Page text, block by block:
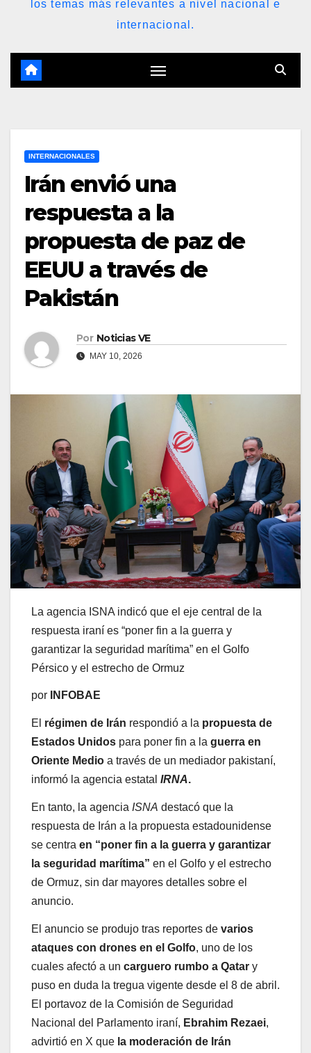
los temas más relevantes a nivel nacional e
internacional.
INTERNACIONALES
Irán envió una
respuesta a la
propuesta de paz de
EEUU a través de
Pakistán
Por Noticias VE
MAY 10, 2026
La agencia ISNA indicó que el eje central de la
respuesta iraní es “poner fin a la guerra y
garantizar la seguridad marítima” en el Golfo
Pérsico y el estrecho de Ormuz
por INFOBAE
El régimen de Irán respondió a la propuesta de
Estados Unidos para poner fin a la guerra en
Oriente Medio a través de un mediador pakistaní,
informó la agencia estatal IRNA.
En tanto, la agencia ISNA destacó que la
respuesta de Irán a la propuesta estadounidense
se centra en “poner fin a la guerra y garantizar
la seguridad marítima” en el Golfo y el estrecho
de Ormuz, sin dar mayores detalles sobre el
anuncio.
El anuncio se produjo tras reportes de varios
ataques con drones en el Golfo, uno de los
cuales afectó a un carguero rumbo a Qatar y
puso en duda la tregua vigente desde el 8 de abril.
El portavoz de la Comisión de Seguridad
Nacional del Parlamento iraní, Ebrahim Rezaei,
advirtió en X que la moderación de Irán